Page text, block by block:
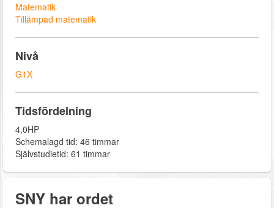
Matematik
Tillämpad matematik
Nivå
G1X
Tidsfördelning
4,0HP
Schemalagd tid: 46 timmar
Självstudietid: 61 timmar
SNY har ordet